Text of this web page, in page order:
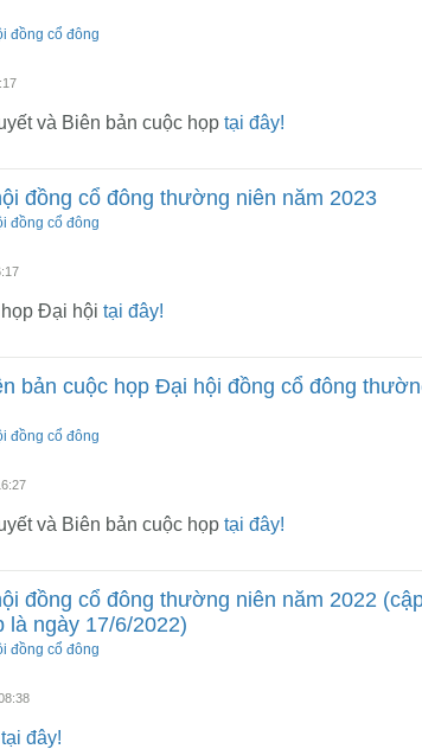
đồng cổ đông
và Biên bản cuộc họp tại đây!
đồng cổ đông thường niên năm 2023
đồng cổ đông
Đại hội tại đây!
bản cuộc họp Đại hội đồng cổ đông
đồng cổ đông
và Biên bản cuộc họp tại đây!
đồng cổ đông thường niên năm 2022
là ngày 17/6/2022)
đồng cổ đông
tại đây!